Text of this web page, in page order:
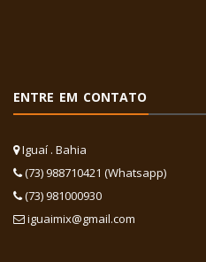
ENTRE EM CONTATO
Iguaí . Bahia
(73) 988710421 (Whatsapp)
(73) 981000930
iguaimix@gmail.com